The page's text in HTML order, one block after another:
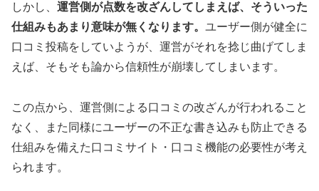
しかし、 運営側が点数を改ざんしてしまえば、そういった
仕組みもあまり意味が無くなります。 ユーザー側が健全に
口コミ投稿をしていようが、運営がそれを捻じ曲げてしま
えば、そもそも論から信頼性が崩壊してしまいます。
この点から、運営側による口コミの改ざんが行われること
なく、また同様にユーザーの不正な書き込みも防止できる
仕組みを備えた口コミサイト・口コミ機能の必要性が考え
られます。